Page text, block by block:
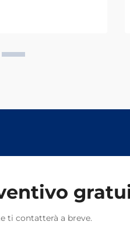
ti contatterà a breve.